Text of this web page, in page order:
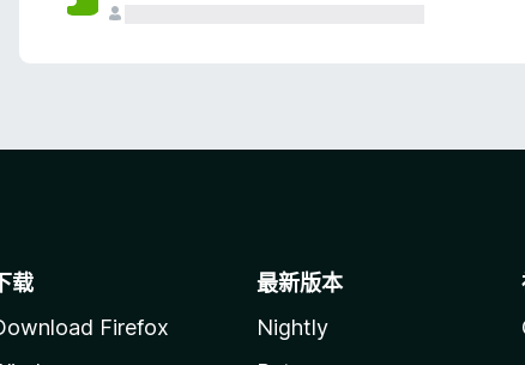
载
Firefox
最新版本
Nightly